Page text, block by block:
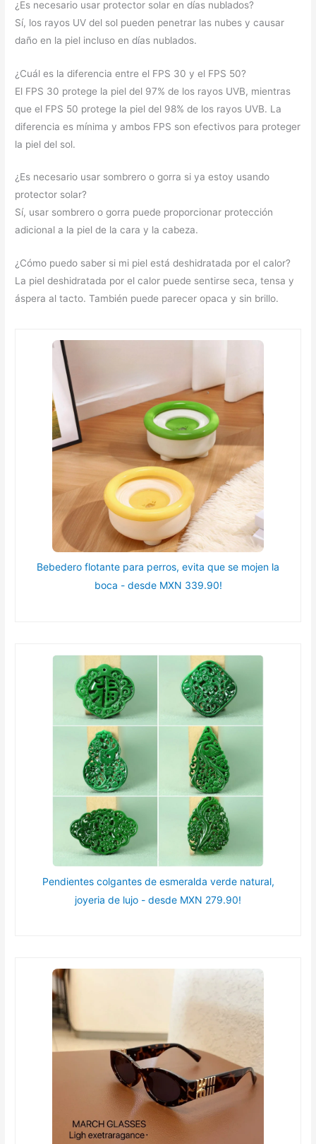
¿Es necesario usar protector solar en días nublados?
Sí, los rayos UV del sol pueden penetrar las nubes y causar
daño en la piel incluso en días nublados.
¿Cuál es la diferencia entre el FPS 30 y el FPS 50?
El FPS 30 protege la piel del 97% de los rayos UVB, mientras
que el FPS 50 protege la piel del 98% de los rayos UVB. La
diferencia es mínima y ambos FPS son efectivos para proteger
la piel del sol.
¿Es necesario usar sombrero o gorra si ya estoy usando
protector solar?
Sí, usar sombrero o gorra puede proporcionar protección
adicional a la piel de la cara y la cabeza.
¿Cómo puedo saber si mi piel está deshidratada por el calor?
La piel deshidratada por el calor puede sentirse seca, tensa y
áspera al tacto. También puede parecer opaca y sin brillo.
Bebedero flotante para perros, evita que se mojen la
boca - desde MXN 339.90!
Pendientes colgantes de esmeralda verde natural,
joyeria de lujo - desde MXN 279.90!